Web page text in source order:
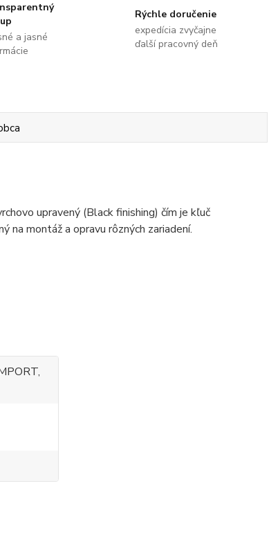
a jasné
Rýchle doručenie
expedícia zvyčajne
ďalší pracovný deň
upravený (Black finishing) čím je kľuč
na montáž a opravu rôzných zariadení.